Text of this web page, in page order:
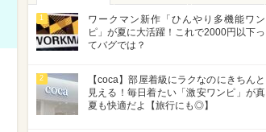
1
ワークマン新作「ひんやり多機能ワン
ピ」が夏に大活躍！これで2000円以下っ
てバグでは？
2
【coca】部屋着級にラクなのにきちんと
見える！毎日着たい「激安ワンピ」が真
夏も快適だよ【旅行にも◎】